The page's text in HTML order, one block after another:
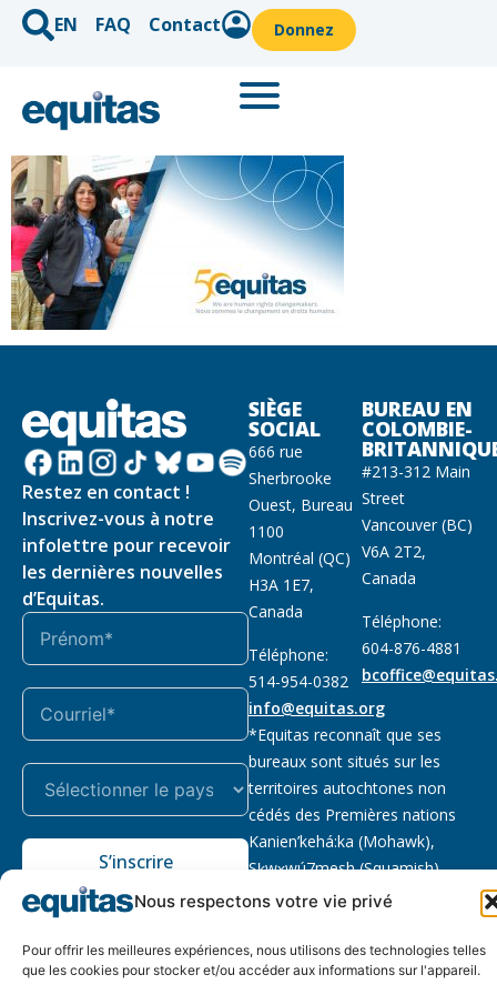
Nous respectons votre vie privé
Pour offrir les meilleures expériences, nous utilisons des technologies telles
que les cookies pour stocker et/ou accéder aux informations sur l'appareil.
EN FAQ Contact Donnez
Restez en contact !
Inscrivez-vous à notre
infolettre pour recevoir
les dernières nouvelles
d’Equitas.
S’inscrire
SIÈGE
SOCIAL
666 rue
Sherbrooke
Ouest, Bureau
1100
Montréal (QC)
H3A 1E7,
Canada
Téléphone:
514-954-0382
info@equitas.org
BUREAU EN
COLOMBIE-
#213-312 Main
Street
Vancouver (BC)
V6A 2T2,
Canada
Téléphone:
604-876-4881
*Equitas reconnaît que ses
bureaux sont situés sur les
territoires autochtones non
cédés des Premières nations
Kanien’kehá:ka (Mohawk),
Sḵwx̱wú7mesh (Squamish),
səl̓ilwətaɁɬ (Tsleil Waututh) et
Lire la suite